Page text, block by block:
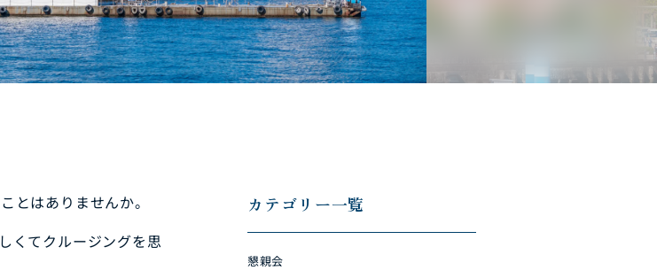
とはありませんか。
くてクルージングを思
カテゴリー一覧
懇親会